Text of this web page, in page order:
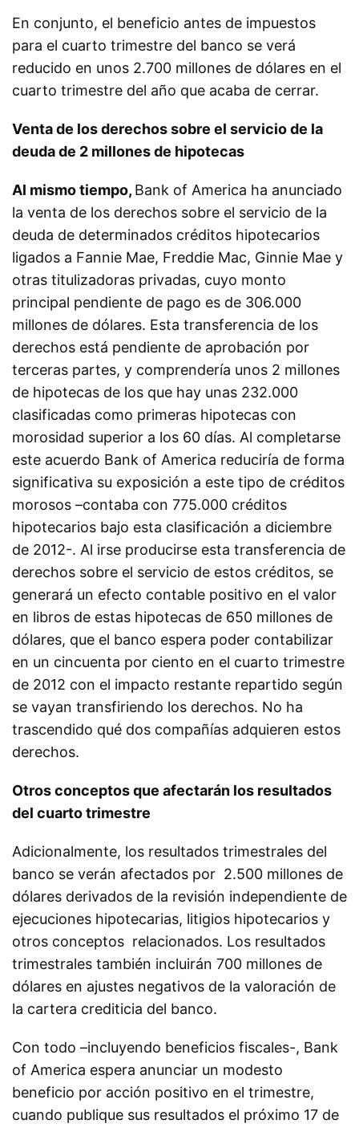
En conjunto, el beneficio antes de impuestos
para el cuarto trimestre del banco se verá
reducido en unos 2.700 millones de dólares en el
cuarto trimestre del año que acaba de cerrar.
Venta de los derechos sobre el servicio de la
deuda de 2 millones de hipotecas
Al mismo tiempo, Bank of America ha anunciado
la venta de los derechos sobre el servicio de la
deuda de determinados créditos hipotecarios
ligados a Fannie Mae, Freddie Mac, Ginnie Mae y
otras titulizadoras privadas, cuyo monto
principal pendiente de pago es de 306.000
millones de dólares. Esta transferencia de los
derechos está pendiente de aprobación por
terceras partes, y comprendería unos 2 millones
de hipotecas de los que hay unas 232.000
clasificadas como primeras hipotecas con
morosidad superior a los 60 días. Al completarse
este acuerdo Bank of America reduciría de forma
significativa su exposición a este tipo de créditos
morosos –contaba con 775.000 créditos
hipotecarios bajo esta clasificación a diciembre
de 2012-. Al irse producirse esta transferencia de
derechos sobre el servicio de estos créditos, se
generará un efecto contable positivo en el valor
en libros de estas hipotecas de 650 millones de
dólares, que el banco espera poder contabilizar
en un cincuenta por ciento en el cuarto trimestre
de 2012 con el impacto restante repartido según
se vayan transfiriendo los derechos. No ha
trascendido qué dos compañías adquieren estos
derechos.
Otros conceptos que afectarán los resultados
del cuarto trimestre
Adicionalmente, los resultados trimestrales del
banco se verán afectados por 2.500 millones de
dólares derivados de la revisión independiente de
ejecuciones hipotecarias, litigios hipotecarios y
otros conceptos relacionados. Los resultados
trimestrales también incluirán 700 millones de
dólares en ajustes negativos de la valoración de
la cartera crediticia del banco.
Con todo –incluyendo beneficios fiscales-, Bank
of America espera anunciar un modesto
beneficio por acción positivo en el trimestre,
cuando publique sus resultados el próximo 17 de